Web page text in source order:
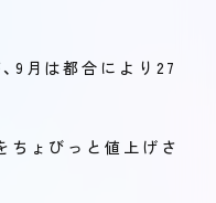
9月は都合により27
ちょびっと値上げさ